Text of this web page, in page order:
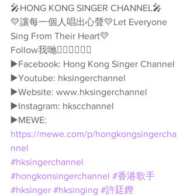
🎤HONG KONG SINGER CHANNEL🎤
💛讓每一個人唱出心聲💛Let Everyone
Sing From Their Heart💛
Follow我哋👇🏻👇🏻🥰🥰
▶️Facebook: Hong Kong Singer Channel
▶️Youtube: hksingerchannel
▶️Website: www.hksingerchannel
▶️Instagram: hkscchannel
▶️MEWE:
https://mewe.com/p/hongkongsingercha
nnel
#hksingerchannel
#hongkonsingerchannel #香港歌手
#hksinger #hksinging #許廷鏗